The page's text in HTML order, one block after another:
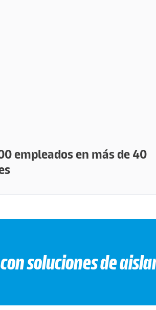
empleados en más de 40
soluciones de